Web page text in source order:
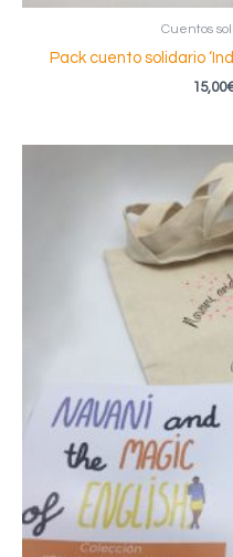
Cuentos
Pack cuento solidario
15,00